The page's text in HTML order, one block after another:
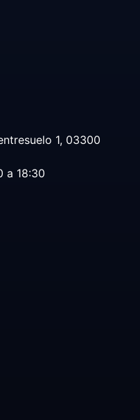
1, 03300
a 18:30